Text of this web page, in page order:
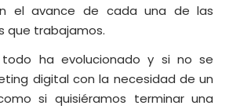
el avance de cada una de las
que trabajamos.
ha evolucionado y si no se
digital con la necesidad de un
si quisiéramos terminar una